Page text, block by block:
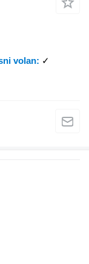
volan ✓